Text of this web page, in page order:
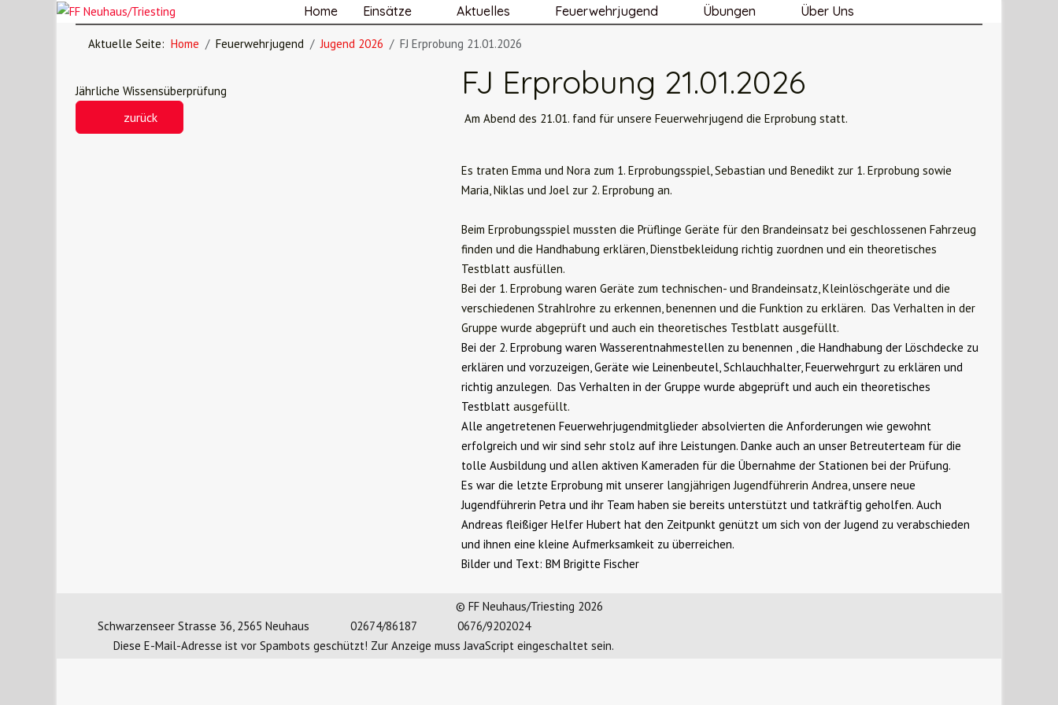
Home Einsätze Aktuelles Feuerwehrjugend Übungen Über Uns
Aktuelle Seite: Home Feuerwehrjugend Jugend 2026 FJ Erprobung 21.01.2026
Jährliche Wissensüberprüfung
zurück
FJ Erprobung 21.01.2026
Am Abend des 21.01. fand für unsere Feuerwehrjugend die Erprobung statt.
Es traten Emma und Nora zum 1. Erprobungsspiel, Sebastian und Benedikt zur 1. Erprobung sowie
Maria, Niklas und Joel zur 2. Erprobung an.
Beim Erprobungsspiel mussten die Prüflinge Geräte für den Brandeinsatz bei geschlossenen Fahrzeug
finden und die Handhabung erklären, Dienstbekleidung richtig zuordnen und ein theoretisches
Testblatt ausfüllen.
Bei der 1. Erprobung waren Geräte zum technischen- und Brandeinsatz, Kleinlöschgeräte und die
verschiedenen Strahlrohre zu erkennen, benennen und die Funktion zu erklären. Das Verhalten in der
Gruppe wurde abgeprüft und auch ein theoretisches Testblatt ausgefüllt.
Bei der 2. Erprobung waren Wasserentnahmestellen zu benennen , die Handhabung der Löschdecke zu
erklären und vorzuzeigen, Geräte wie Leinenbeutel, Schlauchhalter, Feuerwehrgurt zu erklären und
richtig anzulegen. Das Verhalten in der Gruppe wurde abgeprüft und auch ein theoretisches
Testblatt ausgefüllt.
Alle angetretenen Feuerwehrjugendmitglieder absolvierten die Anforderungen wie gewohnt
erfolgreich und wir sind sehr stolz auf ihre Leistungen. Danke auch an unser Betreuterteam für die
tolle Ausbildung und allen aktiven Kameraden für die Übernahme der Stationen bei der Prüfung.
Es war die letzte Erprobung mit unserer langjährigen Jugendführerin Andrea,unsere neue
Jugendführerin Petra und ihr Team haben sie bereits unterstützt und tatkräftig geholfen. Auch
Andreas fleißiger Helfer Hubert hat den Zeitpunkt genützt um sich von der Jugend zu verabschieden
und ihnen eine kleine Aufmerksamkeit zu überreichen.
Bilder und Text: BM Brigitte Fischer
© FF Neuhaus/Triesting 2026
Schwarzenseer Strasse 36, 2565 Neuhaus
02674/86187
0676/9202024
Diese E-Mail-Adresse ist vor Spambots geschützt! Zur Anzeige muss JavaScript eingeschaltet sein.